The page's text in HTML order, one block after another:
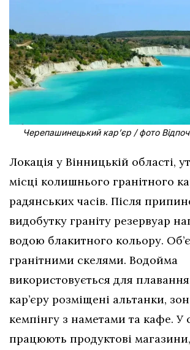
Черепашинецький кар’єр / фото
Локація у Вінницькій області,
місці колишнього гранітного
радянських часів. Після
видобутку граніту резервуар
водою блакитного кольору.
гранітними скелями. Водойма
використовується для
кар’єру розміщені альтанки,
кемпінгу з наметами та кафе. У
працюють продуктові